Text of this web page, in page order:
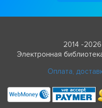
2014 -
Электронная
Оплата,